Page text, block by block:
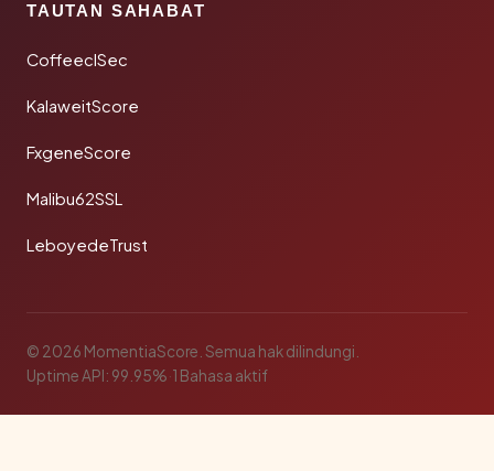
TAUTAN SAHABAT
CoffeeclSec
KalaweitScore
FxgeneScore
Malibu62SSL
LeboyedeTrust
© 2026 MomentiaScore. Semua hak dilindungi.
Uptime API: 99.95%·1 Bahasa aktif